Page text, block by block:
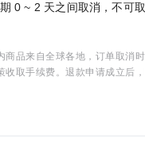
0 ~ 2 天之间取消，不可
商品来自全球各地，订单取消
收取手续费。退款申请成立后